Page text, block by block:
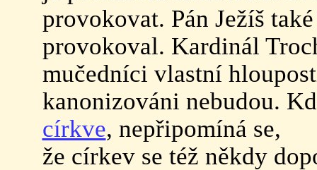
provokovat. Pán Ježíš také
provokoval. Kardinál
mučedníci vlastní
kanonizováni nebudou.
církve, nepřipomíná se,
že církev se též někdy